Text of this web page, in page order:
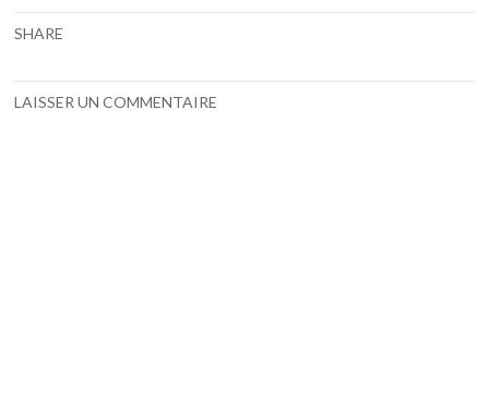
SHARE
LAISSER UN COMMENTAIRE